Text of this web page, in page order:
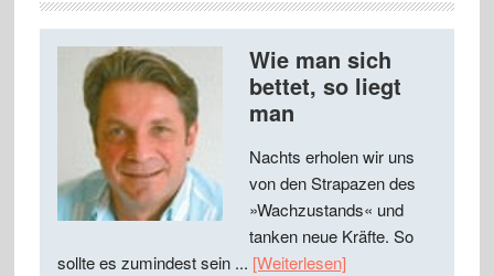
Wie man sich
bettet, so liegt
man
Nachts erholen wir uns
von den Strapazen des
»Wachzustands« und
tanken neue Kräfte. So
sollte es zumindest sein ... [Weiterlesen]